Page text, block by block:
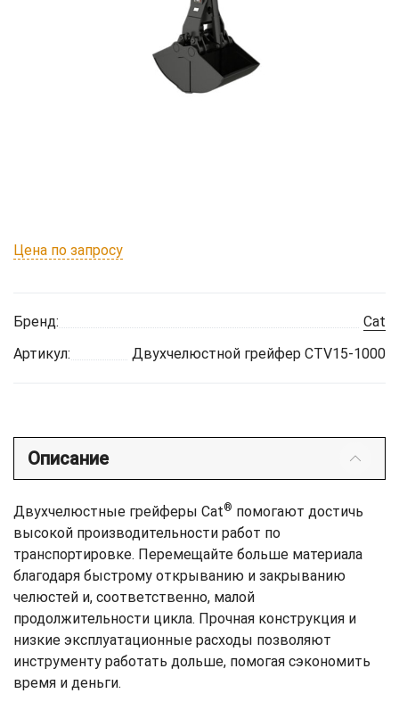
Цена по запросу
Бренд:
Cat
Артикул:
Двухчелюстной грейфер CTV15-1000
Описание
Двухчелюстные грейферы Cat® помогают достичь
высокой производительности работ по
транспортировке. Перемещайте больше материала
благодаря быстрому открыванию и закрыванию
челюстей и, соответственно, малой
продолжительности цикла. Прочная конструкция и
низкие эксплуатационные расходы позволяют
инструменту работать дольше, помогая сэкономить
время и деньги.